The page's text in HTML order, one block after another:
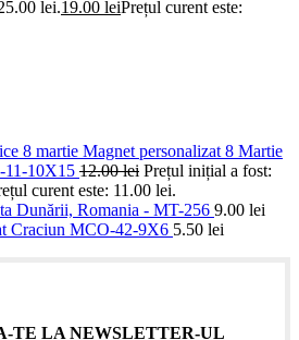
lei.19.00 leiPrețul curent este:
Magnet personalizat 8 Martie
11-10X15 12.00lei Prețul inițial a fost:
curent este: 11.00 lei.
Dunării, Romania - MT-256 9.00 lei
Craciun MCO-42-9X6 5.50 lei
TE LA NEWSLETTER-UL